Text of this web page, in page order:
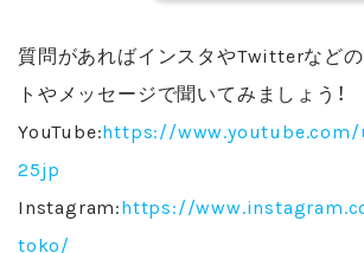
質問があればインスタやTwitterなど
トやメッセージで聞いてみましょう！
YouTube:https://
25jp
Instagram:https://
toko/